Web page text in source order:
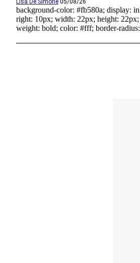
Lisa De Simone 05/08/26
background-color: #fb580a; display:
right: 10px; width: 22px; height:
weight: bold; color: #fff; border-